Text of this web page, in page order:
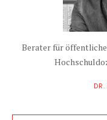
Berater für